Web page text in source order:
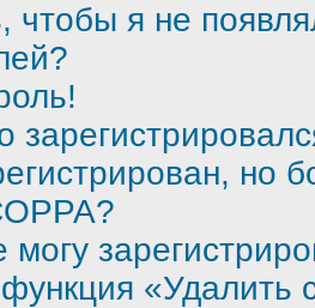
чтобы я не
но
«Удалить